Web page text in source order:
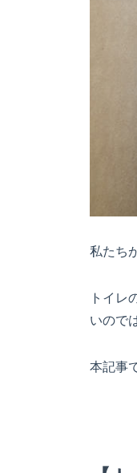
私たち
トイレ
いので
本記事